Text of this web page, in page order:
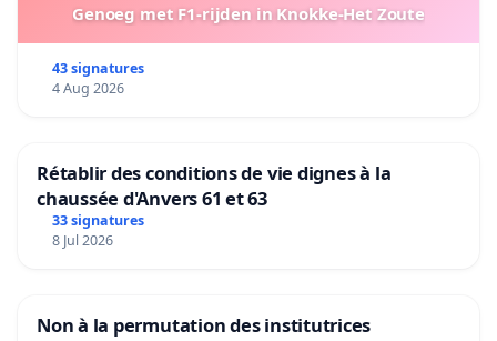
Genoeg met F1-rijden in Knokke-Het Zoute
43 signatures
4 Aug 2026
Rétablir des conditions de vie dignes à la
chaussée d'Anvers 61 et 63
33 signatures
8 Jul 2026
Non à la permutation des institutrices